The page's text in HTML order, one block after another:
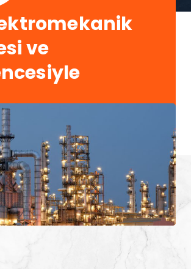
ve